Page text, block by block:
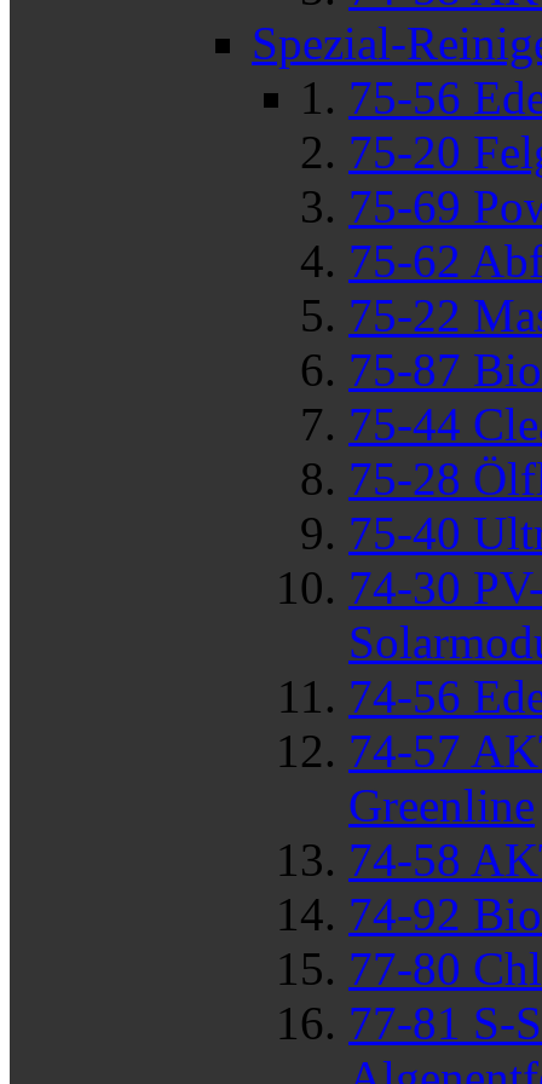
Spezial-
75-56
75-20
75-69
75-62
75-22
75-87
75-44
75-28
75-40
74-30
74-56
74-57
Greenline
74-58
74-92
77-80
77-81 S-